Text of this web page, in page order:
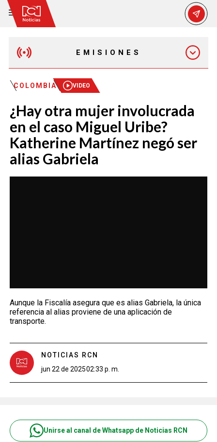
EMISIONES
MAÑANA EXPRESS
EMISIÓN 12:30 PM
EMISIÓN 7:00 PM
EMISIÓN 11:30 PM
COLOMBIA VIDEO
¿Hay otra mujer involucrada
en el caso Miguel Uribe?
Katherine Martínez negó ser
alias Gabriela
Aunque la Fiscalía asegura que es alias Gabriela, la única
referencia al alias proviene de una aplicación de
transporte.
NOTICIAS RCN
jun 22 de 202502:33 p. m.
Unirse al canal de Whatsapp de Noticias RCN